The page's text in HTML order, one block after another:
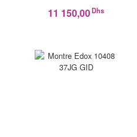
11 150,00Dhs